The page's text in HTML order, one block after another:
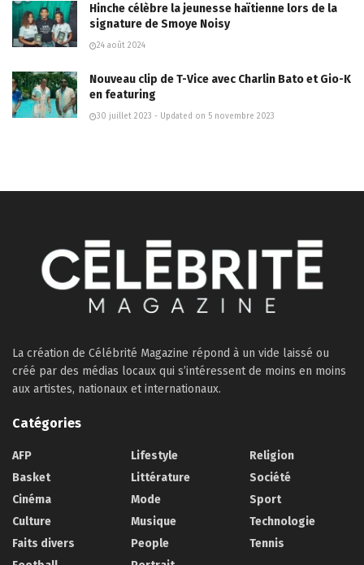
Hinche célèbre la jeunesse haïtienne lors de la
signature de Smoye Noisy
24 août 2024
Nouveau clip de T-Vice avec Charlin Bato et Gio-K
en featuring
30 juillet 2023 - Updated on 5 novembre 2023
La création de Célébrité Magazine répond à un vide laissé ou
créé par des médias locaux qui s’intéressent de moins en moins
aux artistes, nationaux et internationaux.
Catégories
AFP
Basket
Cinéma
Culture
Faits divers
Lifestyle
Littérature
Mode
Musique
People
Religion
Société
Sport
Technologie
Tennis